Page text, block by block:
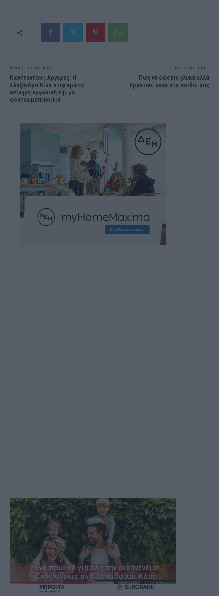
Προηγούμενο άρθρο
Κωνσταντίνος Αργυρός: Η
Αλεξάνδρα Νίκα στην πρώτη
επίσημη εμφάνισή της με
φουσκωμένη κοιλιά
Επόμενο άρθρο
Πώς να δώσετε γλυκά αλλά
θρεπτικά σνακ στα παιδιά σας